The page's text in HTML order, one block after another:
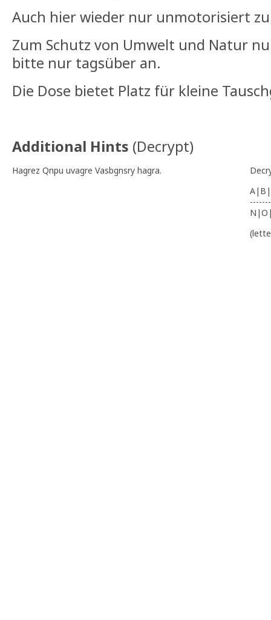
Auch hier wieder nur unmotorisiert
Zum Schutz von Umwelt und Natur
bitte nur tagsüber an.
Die Dose bietet Platz für kleine
Additional Hints (Decrypt)
Hagrez Qnpu uvagre Vasbgnsry hagra.